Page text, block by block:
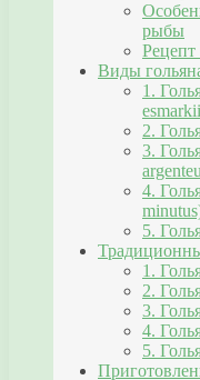
рыбы
Виды
1.
2.
3.
4.
5.
1.
2.
3.
4.
5.